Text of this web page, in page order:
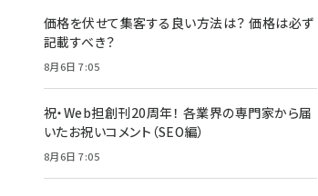
meo (1275)
価格を伏せて集客する良い方法は？ 価格は必ず
記載すべき？
8月6日 7:05
祝・Web担創刊20周年！ 各業界の専門家から届
いたお祝いコメント（SEO編）
8月6日 7:05